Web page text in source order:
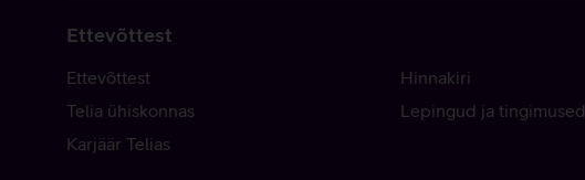
Ettevõttest
Ettevõttest
Telia ühiskonnas
Karjäär Telias
Hinnakiri
Lepingud ja tingimused